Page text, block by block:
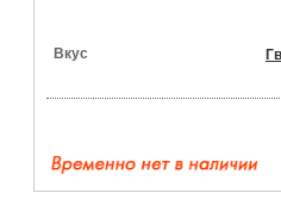
Вкус